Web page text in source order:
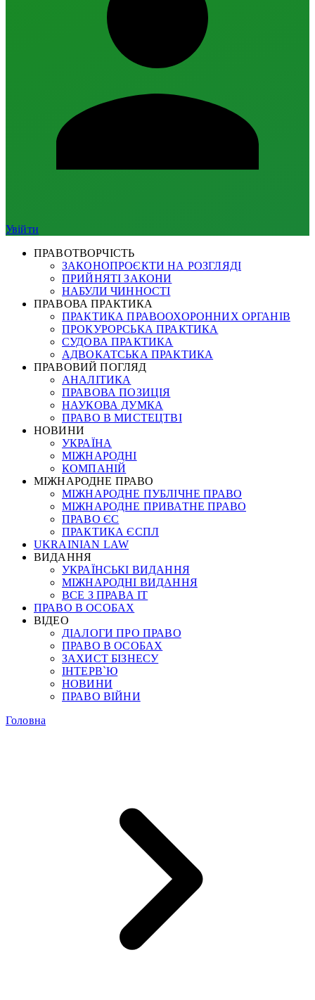
Увійти
ПРАВОТВОРЧІСТЬ
ЗАКОНОПРОЄКТИ НА РОЗГЛЯДІ
ПРИЙНЯТІ ЗАКОНИ
НАБУЛИ ЧИННОСТІ
ПРАВОВА ПРАКТИКА
ПРАКТИКА ПРАВООХОРОННИХ ОРГАНІВ
ПРОКУРОРСЬКА ПРАКТИКА
СУДОВА ПРАКТИКА
АДВОКАТСЬКА ПРАКТИКА
ПРАВОВИЙ ПОГЛЯД
АНАЛІТИКА
ПРАВОВА ПОЗИЦІЯ
НАУКОВА ДУМКА
ПРАВО В МИСТЕЦТВІ
НОВИНИ
УКРАЇНА
МІЖНАРОДНІ
КОМПАНІЙ
МІЖНАРОДНЕ ПРАВО
МІЖНАРОДНЕ ПУБЛІЧНЕ ПРАВО
МІЖНАРОДНЕ ПРИВАТНЕ ПРАВО
ПРАВО ЄС
ПРАКТИКА ЄСПЛ
UKRAINIAN LAW
ВИДАННЯ
УКРАЇНСЬКІ ВИДАННЯ
МІЖНАРОДНІ ВИДАННЯ
ВСЕ З ПРАВА ІТ
ПРАВО В ОСОБАХ
ВІДЕО
ДІАЛОГИ ПРО ПРАВО
ПРАВО В ОСОБАХ
ЗАХИСТ БІЗНЕСУ
ІНТЕРВ`Ю
НОВИНИ
ПРАВО ВІЙНИ
Головна